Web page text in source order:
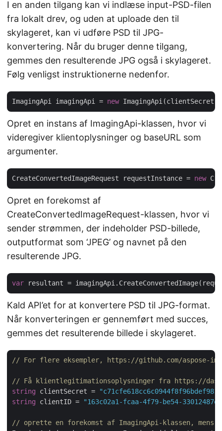
I en anden tilgang kan vi indlæse input-PSD-filen
fra lokalt drev, og uden at uploade den til
skylageret, kan vi udføre PSD til JPG-
konvertering. Når du bruger denne tilgang,
gemmes den resulterende JPG også i skylageret.
Følg venligst instruktionerne nedenfor.
ImagingApi imagingApi = new
Opret en instans af ImagingApi-klassen, hvor vi
videregiver klientoplysninger og baseURL som
argumenter.
CreateConvertedImageRequest requestInstance = new
Opret en forekomst af
CreateConvertedImageRequest-klassen, hvor vi
sender strømmen, der indeholder PSD-billede,
outputformat som ‘JPEG’ og navnet på den
resulterende JPG.
var
Kald API’et for at konvertere PSD til JPG-format.
Når konverteringen er gennemført med succes,
gemmes det resulterende billede i skylageret.
// For flere eksempler, https://github.com/aspose-
// Få klientlegitimationsoplysninger fra https://
string clientSecret =
string clientID = "163c02a1-fcaa-4f79-be54-
// oprette en forekomst af ImagingApi-klassen, mens